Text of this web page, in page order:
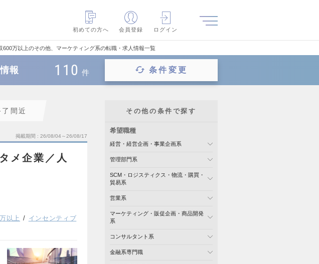
初めての方へ
会員登録 ログイン
600万以上のその他、マーケティング系の転職・求人情報一覧
報 110 件 条件変更
間近
掲載期間 26/08/04～26/08/17
メ企業／人
以上
インセンティブ
その他の条件で探す
希望職種
経営・経営企画・事業企画系
管理部門系
SCM・ロジスティクス・物流・購買・
貿易系
営業系
マーケティング・販促企画・商品開発
系
コンサルタント系
金融系専門職